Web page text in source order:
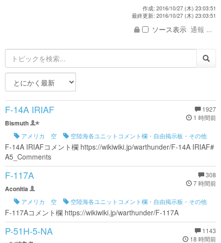
作成: 2016/10/27 (木) 23:03:51
最終更新: 2016/10/27 (木) 23:03:51
ソース表示 通報 ...
1927
1 時間前
F-14A IRIAF
Bismuth
アメリカ 空 空陸海各ユニットコメント欄・自由掲示板・その他
F-14A IRIAFコメント欄 https://wikiwiki.jp/warthunder/F-14A IRIAF#
A5_Comments
308
7 時間前
F-117A
Aconitia
アメリカ 空 空陸海各ユニットコメント欄・自由掲示板・その他
F-117Aコメント欄 https://wikiwiki.jp/warthunder/F-117A
1143
18 時間前
P-51H-5-NA